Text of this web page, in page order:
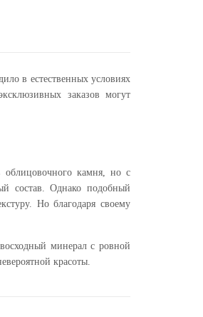
в естественных условиях
заказов могут
облицовочного камня, но с
состав. Однако подобный
Но благодаря своему
минерал с ровной
красоты.